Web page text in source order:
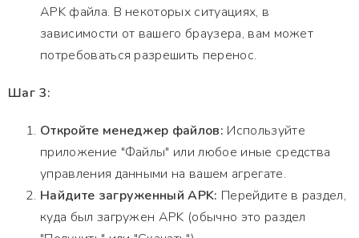
APK файла. В некоторых ситуациях, в
зависимости от вашего браузера, вам может
потребоваться разрешить перенос.
Шаг 3:
Откройте менеджер файлов: Используйте
приложение "Файлы" или любое иные средства
управления данными на вашем агрегате.
Найдите загруженный APK: Перейдите в раздел,
куда был загружен APK (обычно это раздел